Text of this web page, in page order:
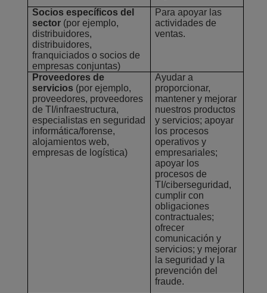
Socios específicos del
sector (por ejemplo,
distribuidores,
distribuidores,
franquiciados o socios de
empresas conjuntas)
Para apoyar las
actividades de
ventas.
Proveedores de
servicios (por ejemplo,
proveedores, proveedores
de TI/infraestructura,
especialistas en seguridad
informática/forense,
alojamientos web,
empresas de logística)
Ayudar a
proporcionar,
mantener y mejorar
nuestros productos
y servicios; apoyar
los procesos
operativos y
empresariales;
apoyar los
procesos de
TI/ciberseguridad,
cumplir con
obligaciones
contractuales;
ofrecer
comunicación y
servicios; y mejorar
la seguridad y la
prevención del
fraude.